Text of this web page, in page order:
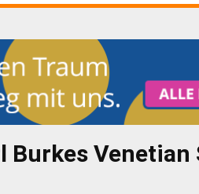
Burkes